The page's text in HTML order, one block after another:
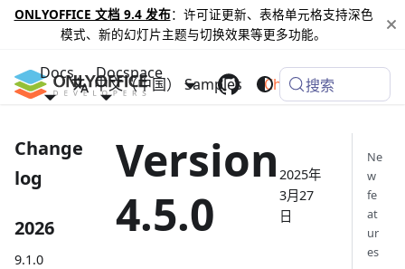
ONLYOFFICE 文档 9.4 发布：许可证更新、表格单元格支持深色
模式、新的幻灯片主题与切换效果等更多功能。
Docs Docspace
Samples Changelog
中文（中国） 搜索
Change
log
2026
9.1.0
Version
4.5.0
2025年
3月27
日
Ne
w
fe
at
ur
es